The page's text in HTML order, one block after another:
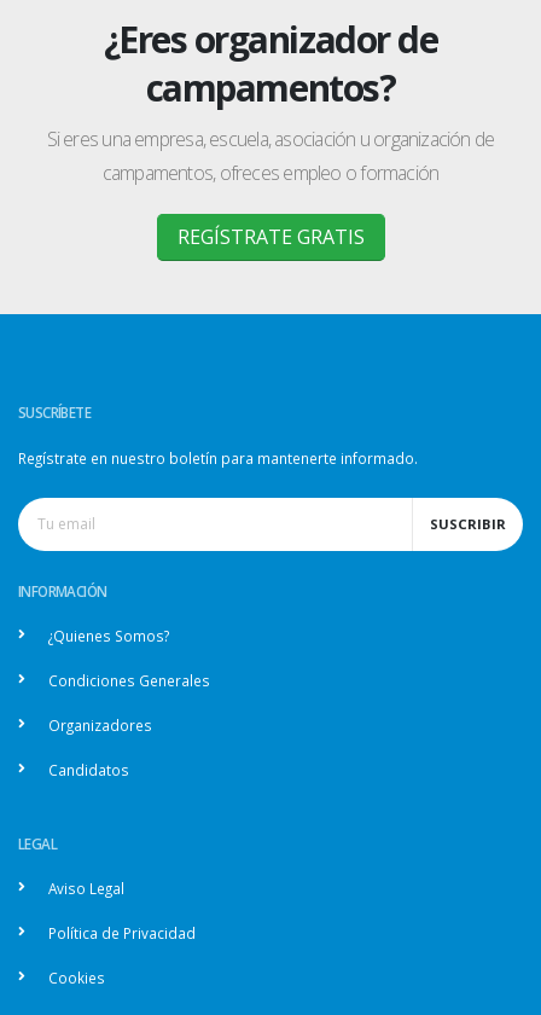
¿Eres organizador de
campamentos?
Si eres una empresa, escuela, asociación u organización de
campamentos, ofreces empleo o formación
REGÍSTRATE GRATIS
SUSCRÍBETE
Regístrate en nuestro boletín para mantenerte informado.
SUSCRIBIR
INFORMACIÓN
¿Quienes Somos?
Condiciones Generales
Organizadores
Candidatos
LEGAL
Aviso Legal
Política de Privacidad
Cookies